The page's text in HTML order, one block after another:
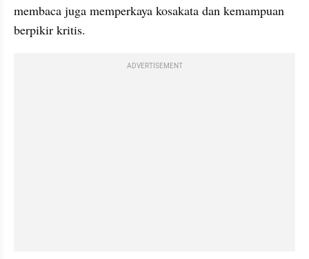
membaca juga memperkaya kosakata dan kemampuan
berpikir kritis.
ADVERTISEMENT